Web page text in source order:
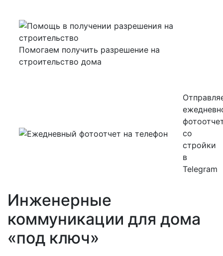
Помогаем получить разрешение на
строительство дома
со
стройки
в
Telegram
Инженерные
коммуникации для дома
«под ключ»